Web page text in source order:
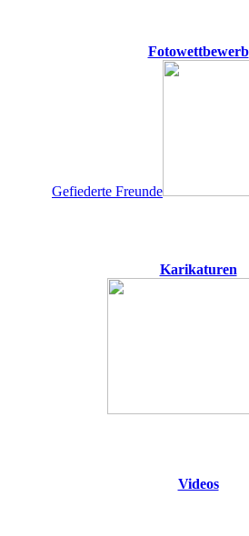
Fotowettbewerb
Gefiederte Freunde
Karikaturen
Videos